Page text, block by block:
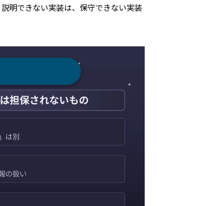
明できない実装は、保守できない実装